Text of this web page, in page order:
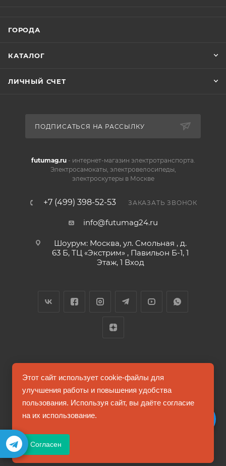
ГОРОДА
КАТАЛОГ
ЛИЧНЫЙ СЧЕТ
ПОДПИСАТЬСЯ НА РАССЫЛКУ
futumag.ru- интернет-магазин электротранспорта.
Электросамокаты, электровелосипеды,
электроскутеры в Москве
+7 (499) 398-52-53 ЗАКАЗАТЬ ЗВОНОК
info@futumag24.ru
Шоурум: Москва, ул. Смольная , д.
63 Б, ТЦ «Экстрим» , Павильон Б-1, 1
Этаж, 1 Вход
2026 © FUTUMAG.RU
Информация на сайте не является публичной офертой
Этот сайт использует cookie-файлы для
улучшения работы и повышения удобства
пользования. Используя сайт, вы даёте согласие
на их использование.
Согласен